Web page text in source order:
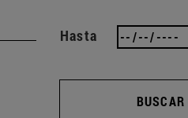
Hasta
BUSCAR